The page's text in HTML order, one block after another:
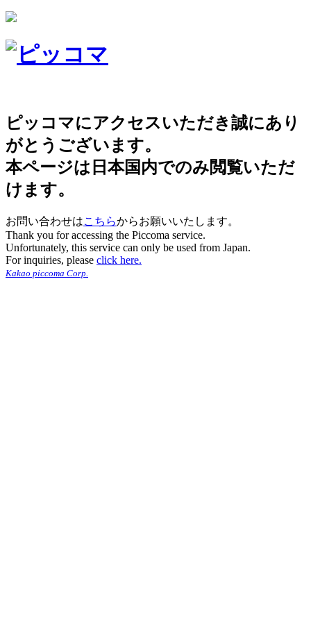
ピッコマにアクセスいただき誠にあり
がとうございます。
本ページは日本国内でのみ閲覧いただ
けます。
お問い合わせはこちらからお願いいたします。
Thank you for accessing the Piccoma service.
Unfortunately, this service can only be used from Japan.
For inquiries, please click here.
Kakao piccoma Corp.